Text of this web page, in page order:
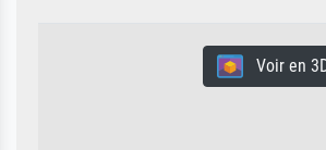
Voir en